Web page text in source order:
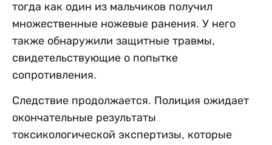
тогда как один из мальчиков получил
множественные ножевые ранения. У него
также обнаружили защитные травмы,
свидетельствующие о попытке
сопротивления.
Следствие продолжается. Полиция ожидает
окончательные результаты
токсикологической экспертизы, которые